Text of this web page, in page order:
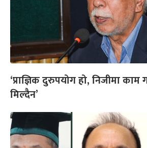
‘प्राज्ञिक दुरुपयोग हो, निजीमा काम
मिल्दैन’